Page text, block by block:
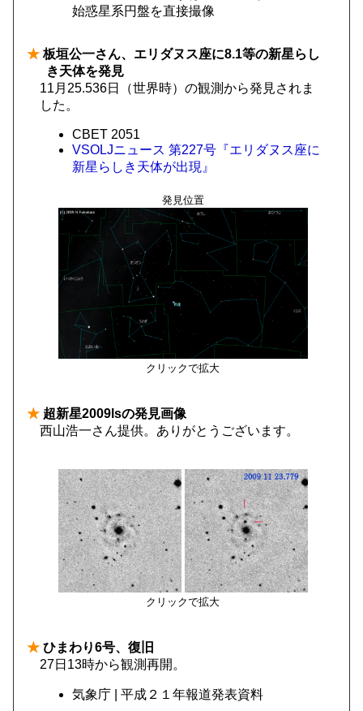
始惑星系円盤を直接撮像
★ 板垣公一さん、エリダヌス座に8.1等の新星らし
き天体を発見
11月25.536日（世界時）の観測から発見されま
した。
CBET 2051
VSOLJニュース 第227号『エリダヌス座に
新星らしき天体が出現』
発見位置
クリックで拡大
★ 超新星2009lsの発見画像
西山浩一さん提供。ありがとうございます。
クリックで拡大
★ ひまわり6号、復旧
27日13時から観測再開。
気象庁 | 平成２１年報道発表資料